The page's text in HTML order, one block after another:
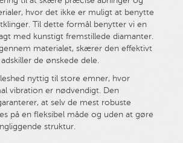
hvor det ikke er muligt at benytte
Til dette formål benytter vi en
med kunstigt fremstillede diamanter.
materialet, skærer den effektivt
de ønskede dele.
nyttig til store emner, hvor
vibration er nødvendigt. Den
at selv de mest robuste
på en fleksibel måde og uden at gøre
struktur.